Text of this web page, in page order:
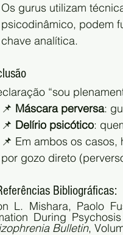
Os gurus utilizam
psicodinâmico, podem
chave analítica.
“sou
📌 Máscara perversa:
📌 Delírio psicótico:
📌 Em ambos os casos,
por gozo direto
Bibliográficas:
L. Mishara, Paolo
Bulletin,